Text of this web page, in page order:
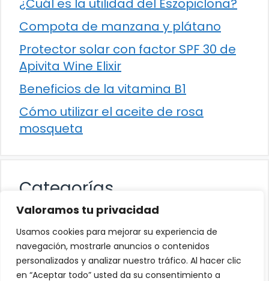
Valoramos tu privacidad
Usamos cookies para mejorar su experiencia de
navegación, mostrarle anuncios o contenidos
personalizados y analizar nuestro tráfico. Al hacer clic
en “Aceptar todo” usted da su consentimiento a
¿Cuál es la utilidad del Eszopiclona?
Compota de manzana y plátano
Protector solar con factor SPF 30 de
Apivita Wine Elixir
Beneficios de la vitamina B1
Cómo utilizar el aceite de rosa
mosqueta
Categorías
Alimentación
Destacados
Hogar